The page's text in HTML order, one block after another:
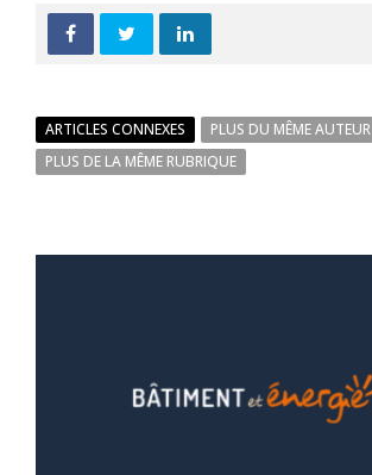
ARTICLES CONNEXES
PLUS DU MÊME AUTEUR
PLUS DE LA MÊME RUBRIQUE